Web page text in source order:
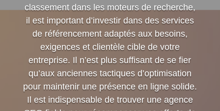
classement dans les moteurs de recherche,
il est important d’investir dans des services
de référencement adaptés aux besoins,
exigences et clientèle cible de votre
entreprise. Il n’est plus suffisant de se fier
qu’aux anciennes tactiques d’optimisation
pour maintenir une présence en ligne solide.
Il est indispensable de trouver une agence